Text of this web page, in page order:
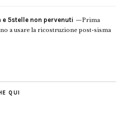
5stelle non pervenuti
Prima
a usare la ricostruzione post-sisma
QUI